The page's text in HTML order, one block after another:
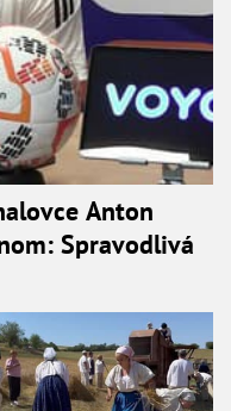
Anton
Spravodlivá